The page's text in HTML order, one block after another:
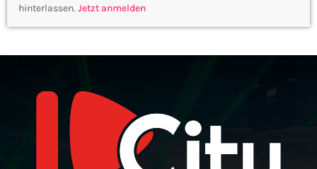
hinterlassen. Jetzt anmelden